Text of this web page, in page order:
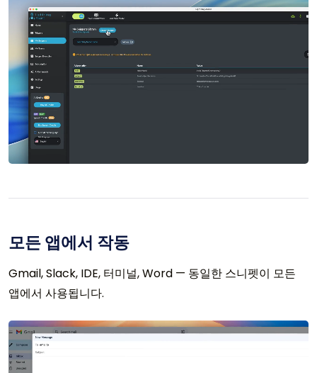
모든 앱에서 작동
Gmail, Slack, IDE, 터미널, Word — 동일한 스니펫이 모든
앱에서 사용됩니다.